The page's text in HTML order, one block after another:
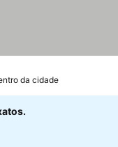
da cidade